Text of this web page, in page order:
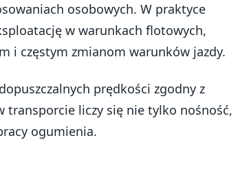
osobowych. W praktyce
w warunkach flotowych,
i częstym zmianom warunków jazdy.
prędkości zgodny z
liczy się nie tylko nośność,
ogumienia.